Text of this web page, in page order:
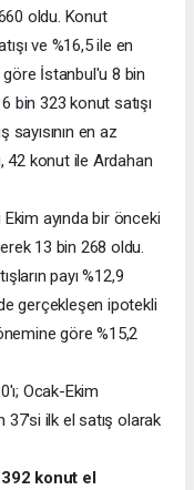
oldu. Konut
ve %16,5 ile en
göre İstanbul'u 8 bin
bin 323 konut satışı
en az
42 konut ile Ardahan
ayında bir önceki
13 bin 268 oldu.
payı %12,9
gerçekleşen ipotekli
göre %15,2
Ocak-Ekim
37'si ilk el satış olarak
konut el